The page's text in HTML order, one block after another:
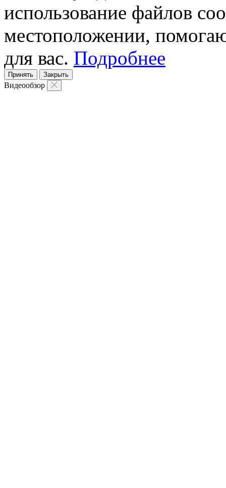
использование файлов
местоположении,
для вас. Подробнее
Принять Закрыть
Видеообзор